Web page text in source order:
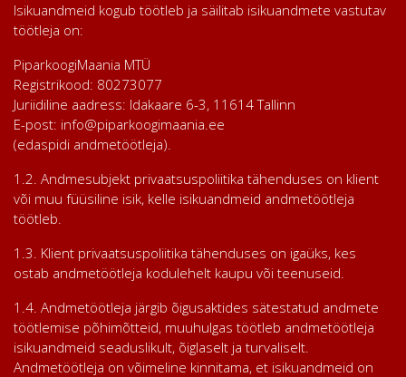
Isikuandmeid kogub töötleb ja säilitab isikuandmete vastutav
töötleja on:
PiparkoogiMaania MTÜ
Registrikood: 80273077
Juriidiline aadress: Idakaare 6-3, 11614 Tallinn
E-post: info@piparkoogimaania.ee
(edaspidi andmetöötleja).
1.2. Andmesubjekt privaatsuspoliitika tähenduses on klient
või muu füüsiline isik, kelle isikuandmeid andmetöötleja
töötleb.
1.3. Klient privaatsuspoliitika tähenduses on igaüks, kes
ostab andmetöötleja kodulehelt kaupu või teenuseid.
1.4. Andmetöötleja järgib õigusaktides sätestatud andmete
töötlemise põhimõtteid, muuhulgas töötleb andmetöötleja
isikuandmeid seaduslikult, õiglaselt ja turvaliselt.
Andmetöötleja on võimeline kinnitama, et isikuandmeid on